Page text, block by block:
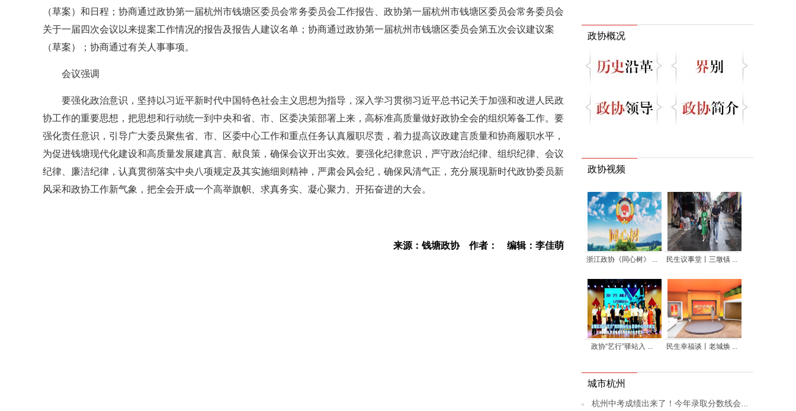
（草案）和日程；协商通过政协第一届杭州市钱塘区委员会常务委员会工作报告、政协第一届杭州市钱塘区委员会常务委员会
关于一届四次会议以来提案工作情况的报告及报告人建议名单；协商通过政协第一届杭州市钱塘区委员会第五次会议建议案
（草案）；协商通过有关人事事项。
会议强调
要强化政治意识，坚持以习近平新时代中国特色社会主义思想为指导，深入学习贯彻习近平总书记关于加强和改进人民政
协工作的重要思想，把思想和行动统一到中央和省、市、区委决策部署上来，高标准高质量做好政协全会的组织筹备工作。要
强化责任意识，引导广大委员聚焦省、市、区委中心工作和重点任务认真履职尽责，着力提高议政建言质量和协商履职水平，
为促进钱塘现代化建设和高质量发展建真言、献良策，确保会议开出实效。要强化纪律意识，严守政治纪律、组织纪律、会议
纪律、廉洁纪律，认真贯彻落实中央八项规定及其实施细则精神，严肃会风会纪，确保风清气正，充分展现新时代政协委员新
风采和政协工作新气象，把全会开成一个高举旗帜、求真务实、凝心聚力、开拓奋进的大会。
来源：钱塘政协 作者： 编辑：李佳萌
政协概况
政协视频
浙江政协《同心树》 ... 民生议事堂丨三墩镇 ...
政协“艺行”驿站入 ... 民生幸福谈丨老城焕 ...
城市杭州
杭州中考成绩出来了！今年录取分数线会...